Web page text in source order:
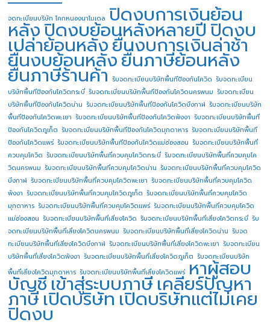
จดทะเบียนบริษัท โคกหนองนาโมเดล ปิดงบการเงินย้อน
หลังปิดงบย้อนหลังหลายปี ปิดงบ
เปล่าย้อนหลังยื่นงบการเงินล่าช้า
ยื่นงบย้อนหลังยื่นภาษีย้อนหลัง
ยื่นภาษีร้านค้า รับจดทะเบียนบริษัทพื้นทีป้องกันโควิด รับจดทะเบียน
บริษัทพื้นทีป้องกันโควิดกระบี่ รับจดทะเบียนบริษัทพื้นทีป้องกันโควิดนครพนม รับจดทะเบียน
บริษัทพื้นทีป้องกันโควิดน่าน รับจดทะเบียนบริษัทพื้นทีป้องกันโควิดบึงกาฬ รับจดทะเบียนบริษัท
พื้นทีป้องกันโควิดพะเยา รับจดทะเบียนบริษัทพื้นทีป้องกันโควิดพังงา รับจดทะเบียนบริษัทพื้นที
ป้องกันโควิดภูเก็ต รับจดทะเบียนบริษัทพื้นทีป้องกันโควิดมุกดาหาร รับจดทะเบียนบริษัทพื้นที
ป้องกันโควิดแพร่ รับจดทะเบียนบริษัทพื้นทีป้องกันโควิดแม่ฮ่องสอน รับจดทะเบียนบริษัทพื้นที่
ควบคุมโควิด รับจดทะเบียนบริษัทพื้นที่ควบคุมโควิดกระบี่ รับจดทะเบียนบริษัทพื้นที่ควบคุมโค
วิดนครพนม รับจดทะเบียนบริษัทพื้นที่ควบคุมโควิดน่าน รับจดทะเบียนบริษัทพื้นที่ควบคุมโควิด
บึงกาฬ รับจดทะเบียนบริษัทพื้นที่ควบคุมโควิดพะเยา รับจดทะเบียนบริษัทพื้นที่ควบคุมโควิด
พังงา รับจดทะเบียนบริษัทพื้นที่ควบคุมโควิดภูเก็ต รับจดทะเบียนบริษัทพื้นที่ควบคุมโควิด
มุกดาหาร รับจดทะเบียนบริษัทพื้นที่ควบคุมโควิดแพร่ รับจดทะเบียนบริษัทพื้นที่ควบคุมโควิด
แม่ฮ่องสอน รับจดทะเบียนบริษัทพื้นที่เสี่ยงโควิด รับจดทะเบียนบริษัทพื้นที่เสี่ยงโควิดกระบี่ รับ
จดทะเบียนบริษัทพื้นที่เสี่ยงโควิดนครพนม รับจดทะเบียนบริษัทพื้นที่เสี่ยงโควิดน่าน รับจด
ทะเบียนบริษัทพื้นที่เสี่ยงโควิดบึงกาฬ รับจดทะเบียนบริษัทพื้นที่เสี่ยงโควิดพะเยา รับจดทะเบียน
บริษัทพื้นที่เสี่ยงโควิดพังงา รับจดทะเบียนบริษัทพื้นที่เสี่ยงโควิดภูเก็ต รับจดทะเบียนบริษัท
พื้นที่เสี่ยงโควิดมุกดาหาร รับจดทะเบียนบริษัทพื้นที่เสี่ยงโควิดแพร่ หาผู้สอบ
บัญชี เข้าสู่ระบบภาษี เคลียร์ปัญหา
ภาษีเปิดบริษัทเปิดบริษัทแต่ไม่เคย
ปิดงบ